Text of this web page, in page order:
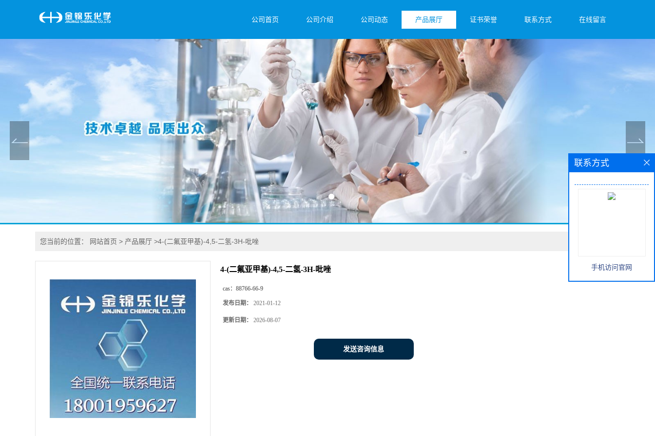
公司首页 公司介绍 公司动态 产品展厅 证书荣誉 联系方式 在线留言
您当前的位置： 网站首页 > 产品展厅 >4-(二氟亚甲基)-4,5-二氢-3H-吡唑
4-(二氟亚甲基)-4,5-二氢-3H-吡唑
cas： 88766-66-9
发布日期： 2021-01-12
更新日期： 2026-08-07
发送咨询信息
联系方式
手机访问官网